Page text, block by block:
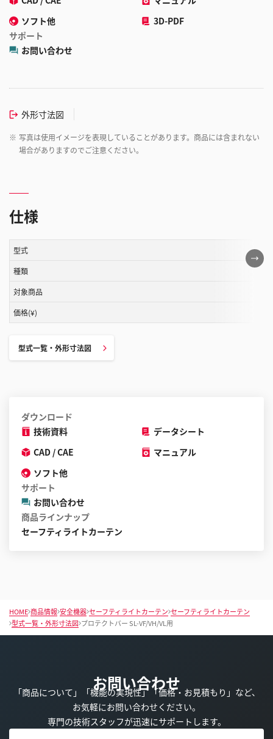
ソフト他
3D-PDF
サポート
お問い合わせ
外形寸法図
※ 写真は使用イメージを表現していることがあります。商品には含まれない
場合がありますのでご注意ください。
仕様
こ
の
型式
種類
対象商品
価格(¥)
型式一覧・外形寸法図
ダウンロード
技術資料
データシート
CAD / CAE
マニュアル
ソフト他
サポート
お問い合わせ
商品ラインナップ
セーフティライトカーテン
HOME 商品情報 安全機器 セーフティライトカーテン セーフティライトカーテン
型式一覧・外形寸法図 プロテクトバー SL-VF/VH/VL用
お問い合わせ
「商品について」「機能の実現性」「価格・お見積もり」など、
お気軽にお問い合わせください。
専門の技術スタッフが迅速にサポートします。